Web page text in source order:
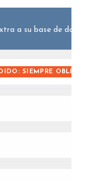
a su base de datos.
SIEMPRE